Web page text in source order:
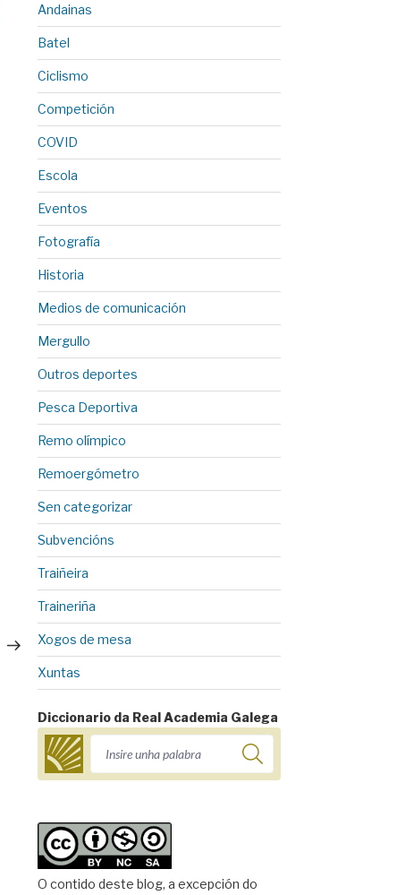
Andainas
Batel
Ciclismo
Competición
COVID
Escola
Eventos
Fotografía
Historia
Medios de comunicación
Mergullo
Outros deportes
Pesca Deportiva
Remo olímpico
Remoergómetro
Sen categorizar
Subvencións
Traiñeira
Traineriña
Xogos de mesa
Xuntas
Diccionario da Real Academia Galega
O contido deste blog, a excepción do